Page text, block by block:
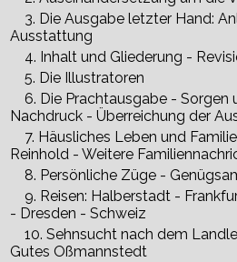
3. Die Ausgabe letzter Hand:
Ausstattung
4. Inhalt und Gliederung -
5. Die Illustratoren
6. Die Prachtausgabe - Sorgen
Nachdruck - Überreichung der
7. Häusliches Leben und
Reinhold - Weitere
8. Persönliche Züge -
9. Reisen: Halberstadt -
- Dresden - Schweiz
10. Sehnsucht nach dem
Gutes Oßmannstedt